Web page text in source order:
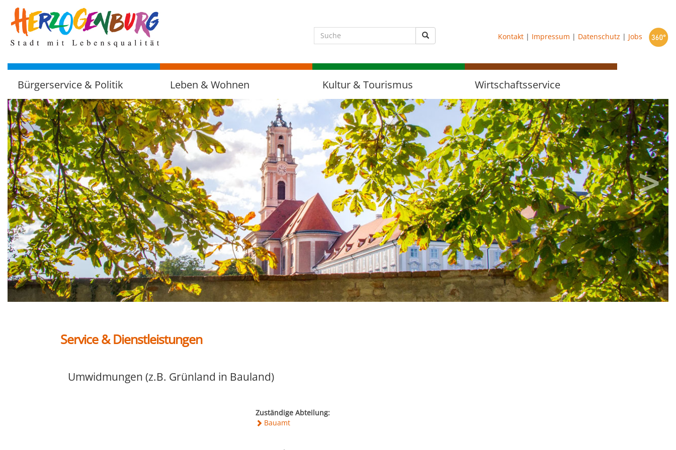
zum
Hauptinhalt
Kontakt | Impressum | Datenschutz | Jobs
Bürgerservice & Politik Leben & Wohnen Kultur & Tourismus Wirtschaftsservice
Service & Dienstleistungen
Umwidmungen (z.B. Grünland in Bauland)
Zuständige Abteilung:
Bauamt